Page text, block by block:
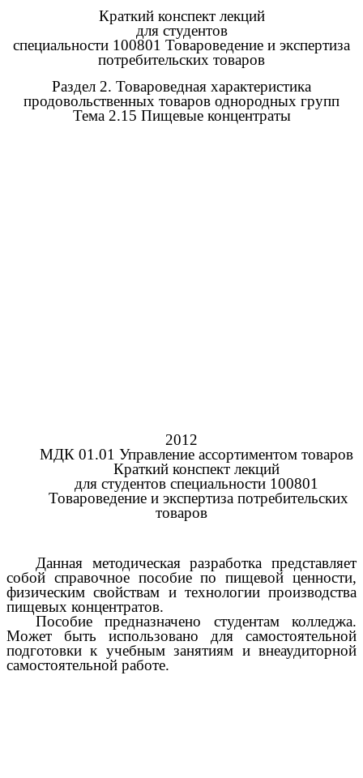
Краткий конспект лекций
для студентов
специальности 100801 Товароведение и экспертиза
потребительских товаров
Раздел 2. Товароведная характеристика
продовольственных товаров однородных групп
Тема 2.15 Пищевые концентраты
2012
МДК 01.01 Управление ассортиментом товаров
Краткий конспект лекций
для студентов специальности 100801
Товароведение и экспертиза потребительских
товаров
Данная методическая разработка представляет
собой справочное пособие по пищевой ценности,
физическим свойствам и технологии производства
пищевых концентратов.
Пособие предназначено студентам колледжа.
Может быть использовано для самостоятельной
подготовки к учебным занятиям и внеаудиторной
самостоятельной работе.